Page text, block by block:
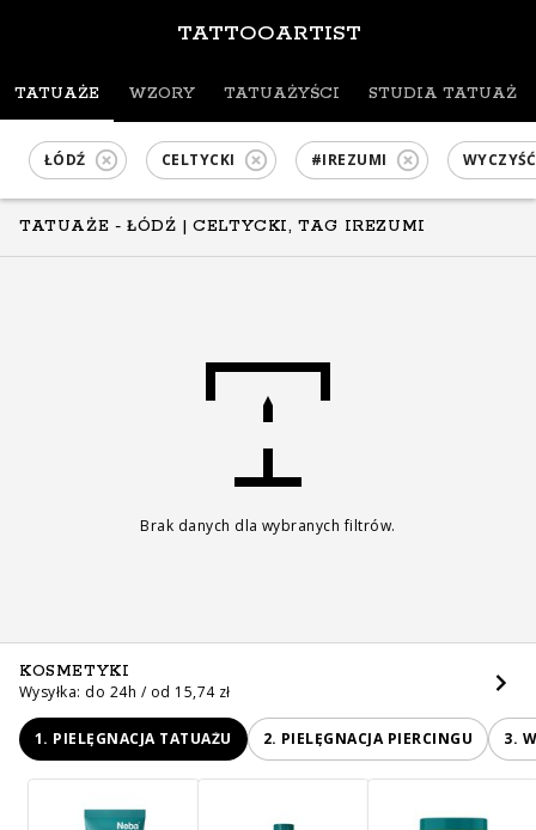
TATTOOARTIST
TATUAŻE WZORY TATUAŻYŚCI STUDIA TATUAŻU
ŁÓDŹ CELTYCKI #IREZUMI
TATUAŻE - ŁÓDŹ | CELTYCKI, TAG IREZUMI
Brak danych dla wybranych filtrów.
KOSMETYKI
Wysyłka: do 24h / od 15,74 zł
1. PIELĘGNACJA TATUAŻU 2. PIELĘGNACJA PIERCINGU 3.